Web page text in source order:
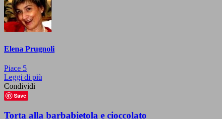
Elena Prugnoli
Piace 5
Leggi di più
Condividi
Save
Torta alla barbabietola e cioccolato